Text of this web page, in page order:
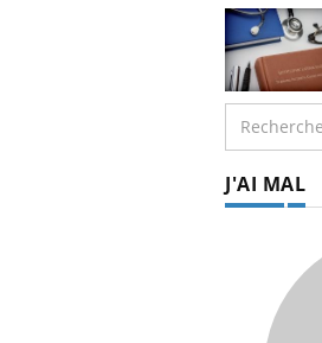
J'AI MAL